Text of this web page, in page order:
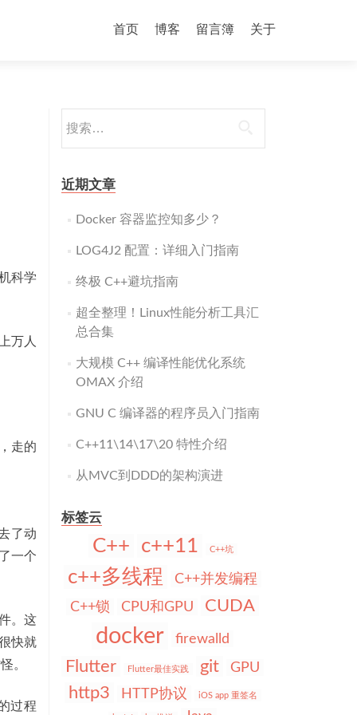
至
首页 博客 留言簿 关于
科学
万人
走的
了动
一个
。这
快就
。
过程
索：
近期文章
Docker 容器监控知多少？
LOG4J2 配置：详细入门指南
终极 C++避坑指南
超全整理！Linux性能分析工具汇
总合集
大规模 C++ 编译性能优化系统
OMAX 介绍
GNU C 编译器的程序员入门指南
C++11\14\17\20 特性介绍
从MVC到DDD的架构演进
标签云
C++ c++11 C++坑
c++多线程 C++并发编程
C++锁 CPU和GPU CUDA
docker firewalld
Flutter Flutter最佳实践 git GPU
http3 HTTP协议 iOS app 重签名